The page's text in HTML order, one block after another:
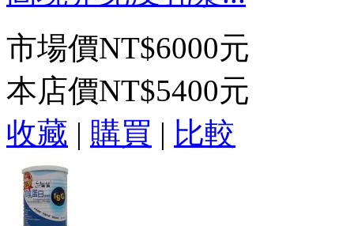
市場價NT$6000元
本店價NT$5400元
收藏 | 購買 | 比較